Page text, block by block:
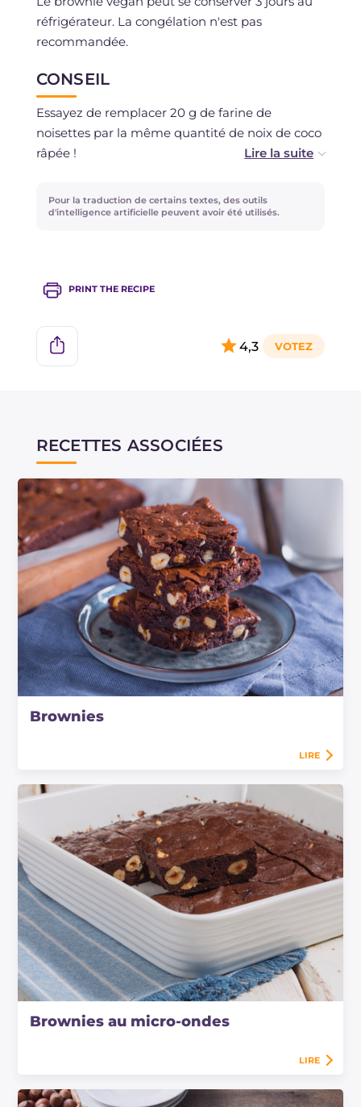
réfrigérateur. La congélation n'est pas
recommandée.
CONSEIL
Essayez de remplacer 20 g de farine de
noisettes par la même quantité de noix de coco
râpée !
Si vous souhaitez ajouter une note alcoolisée,
vous pouvez aromatiser la pâte avec 15 g de
Pour la traduction de certains textes, des outils
d'intelligence artificielle peuvent avoir été utilisés.
PRINT THE RECIPE
4,3
RECETTES ASSOCIÉES
Brownies
LIRE
Brownies au micro-ondes
LIRE